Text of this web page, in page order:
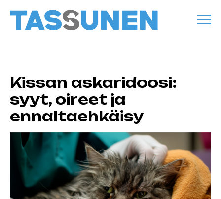
Kissan askaridoosi:
syyt, oireet ja
ennaltaehkäisy